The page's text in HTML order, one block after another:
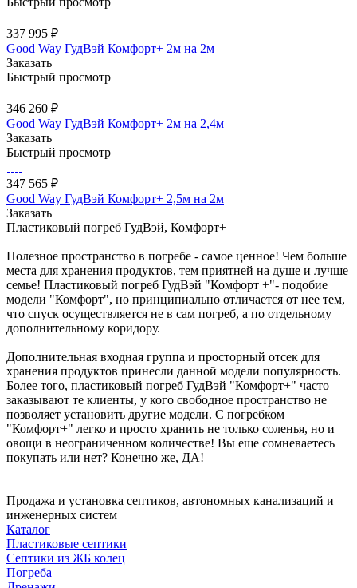
337 995 ₽
Good Way ГудВэй Комфорт+ 2м на 2м
Заказать
Быстрый просмотр
346 260 ₽
Good Way ГудВэй Комфорт+ 2м на 2,4м
Заказать
Быстрый просмотр
347 565 ₽
Good Way ГудВэй Комфорт+ 2,5м на 2м
Заказать
Пластиковый погреб ГудВэй, Комфорт+
Полезное пространство в погребе - самое ценное! Чем больше
места для хранения продуктов, тем приятней на душе и лучше
семье! Пластиковый погреб ГудВэй "Комфорт +"- подобие
модели "Комфорт", но принципиально отличается от нее тем,
что спуск осуществляется не в сам погреб, а по отдельному
дополнительному коридору.
Дополнительная входная группа и просторный отсек для
хранения продуктов принесли данной модели популярность.
Более того, пластиковый погреб ГудВэй "Комфорт+" часто
заказывают те клиенты, у кого свободное пространство не
позволяет установить другие модели. С погребком
"Комфорт+" легко и просто хранить не только соленья, но и
овощи в неограниченном количестве! Вы еще сомневаетесь
покупать или нет? Конечно же, ДА!
Продажа и установка септиков, автономных канализаций и
инженерных систем
Каталог
Пластиковые септики
Септики из ЖБ колец
Погреба